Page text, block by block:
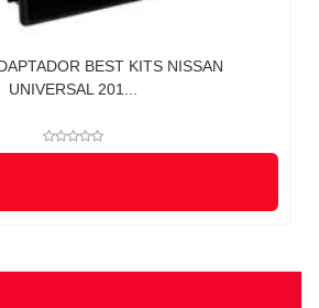
BEST KITS NISSAN
UNIVERSAL 201...